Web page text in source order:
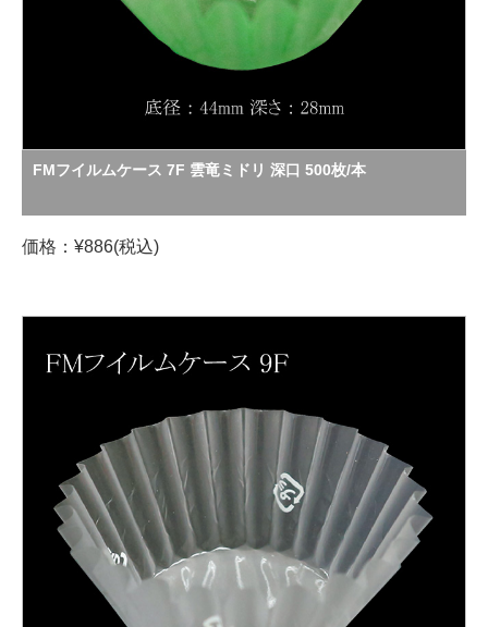
FMフイルムケース 7F 雲竜ミドリ 深口 500枚/本
価格：¥886(税込)